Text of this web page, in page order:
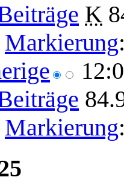
K
Markierung
Markierung